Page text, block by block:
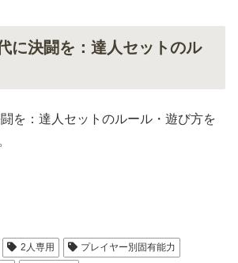
に決闘を：達人セットのル
を：達人セットのルール・遊び方を
2人専用
プレイヤー別固有能力